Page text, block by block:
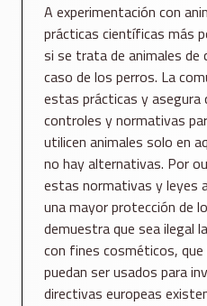
A experimentación con
prácticas científicas más
si se trata de animales de
caso de los perros. La
estas prácticas y
controles y normativas
utilicen animales solo en
no hay alternativas. Por
estas normativas y leyes
una mayor protección de
demuestra que sea ilegal
con fines cosméticos,
puedan ser usados para
directivas europeas